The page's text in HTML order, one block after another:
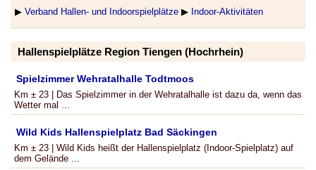
▶ Verband Hallen- und Indoorspielplätze ▶ Indoor-Aktivitäten
Hallenspielplätze Region Tiengen (Hochrhein)
Spielzimmer Wehratalhalle Todtmoos
Km ± 23 | Das Spielzimmer in der Wehratalhalle ist dazu da, wenn das
Wetter mal ...
Wild Kids Hallenspielplatz Bad Säckingen
Km ± 23 | Wild Kids heißt der Hallenspielplatz (Indoor-Spielplatz) auf
dem Gelände ...